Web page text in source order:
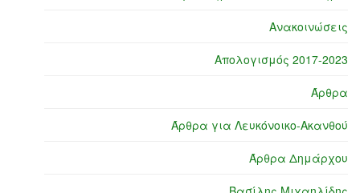
Ανακοινώσεις
Απολογισμός 2017-2023
Άρθρα
Άρθρα για Λευκόνοικο-Ακανθού
Άρθρα Δημάρχου